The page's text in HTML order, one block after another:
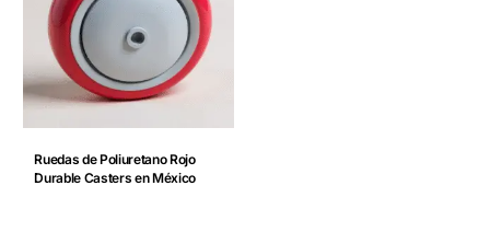
Ruedas de Poliuretano Rojo
Durable Casters en México